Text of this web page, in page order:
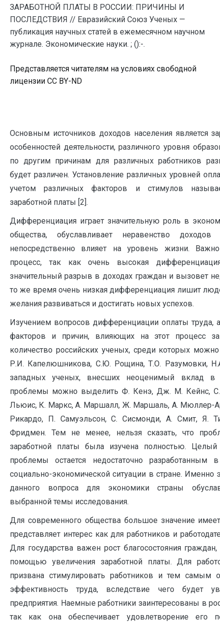
ЗАРАБОТНОЙ ПЛАТЫ В РОССИИ: ПРИЧИНЫ И
ПОСЛЕДСТВИЯ // Евразийский Союз Ученых —
публикация научных статей в ежемесячном научном
журнале. Экономические науки. ; ():-.
Представляется читателям на условиях свободной
лицензии CC BY-ND
Основным источников доходов населения является
особенностей деятельности, различного уровня
по другим причинам для различных работников
будет различен. Установление различных уровней
учетом различных факторов и стимулов
заработной платы [2].
Дифференциация играет значительную роль в
общества, обуславливает неравенство
непосредственно влияет на уровень жизни. Важно
процесс, так как очень высокая
значительный разрыв в доходах граждан и вызовет
то же время очень низкая дифференциация лишит
желания развиваться и достигать новых успехов.
Изучением вопросов дифференциации оплаты труда,
факторов и причин, влияющих на этот процесс
количество российских ученых, среди которых
Р.И. Капелюшникова, С.Ю. Рощина, Т.О. Разумовки,
западных ученых, внесших неоценимый вклад в
проблемы можно выделить Ф. Кенэ, Дж. М. Кейнс,
Льюис, К. Маркс, А. Маршалл, Ж. Маршаль, А. Мюллер-
Рикардо, П. Самуэльсон, С. Сисмонди, А. Смит, Я.
Фридмен. Тем не менее, нельзя сказать, что
заработной платы была изучена полностью.
проблемы остается недостаточно
социально-экономической ситуации в стране. Именно
данного вопроса для экономики страны
выбранной темы исследования.
Для современного общества большое значение имеет
представляет интерес как для работников и
Для государства важен рост благосостояния
помощью увеличения заработной платы. Для
призвана стимулировать работников и тем самым
эффективность труда, вследствие чего будет
предприятия. Наемные работники заинтересованы в
так как она обеспечивает удовлетворение его